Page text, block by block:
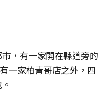
，有一家開在縣道旁的
一家柏青哥店之外，四